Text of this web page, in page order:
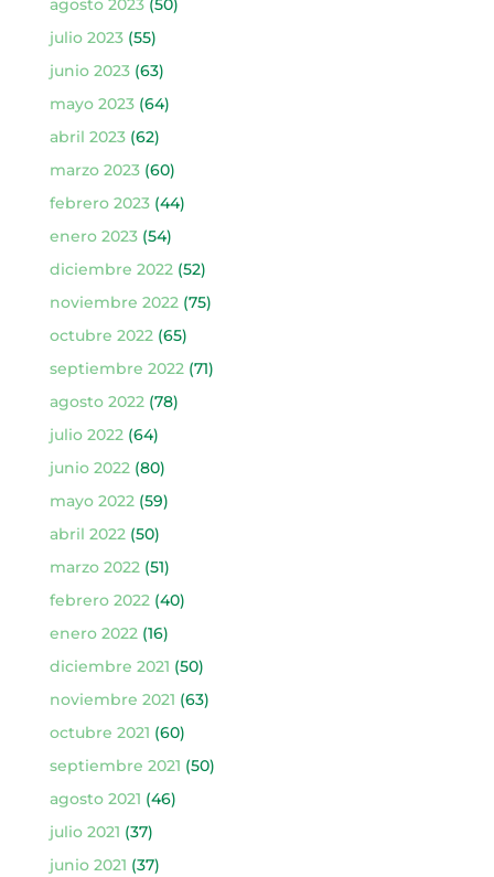
agosto 2023(50)
julio 2023(55)
junio 2023(63)
mayo 2023(64)
abril 2023(62)
marzo 2023(60)
febrero 2023(44)
enero 2023(54)
diciembre 2022(52)
noviembre 2022(75)
octubre 2022(65)
septiembre 2022(71)
agosto 2022(78)
julio 2022(64)
junio 2022(80)
mayo 2022(59)
abril 2022(50)
marzo 2022(51)
febrero 2022(40)
enero 2022(16)
diciembre 2021 (50)
noviembre 2021 (63)
octubre 2021 (60)
septiembre 2021 (50)
agosto 2021 (46)
julio 2021 (37)
junio 2021 (37)